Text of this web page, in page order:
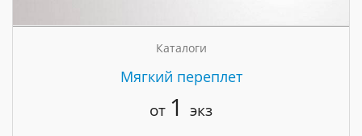
Каталоги
Мягкий переплет
от 1 экз